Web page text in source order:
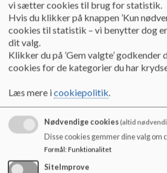
På Aalborg Kommunes hjemmeside
På Aalborg Kommunes hjemmeside
Åbningstiderne for
Alle dage fra kl. 6.30-17.00.
Alle DUS-ordninger i Aalborg
sommerferielukket i de samme 2
uge af børnenes sommerferie.
vi sætter cookies til brug for statistik.
Hvis du klikker på knappen ’Kun
cookies til statistik – vi benytter dog
dit valg.
Klikker du på ’Gem valgte’
cookies for de kategorier du har
Læs mere icookiepolitik.
Nødvendige cookies(altid
Disse cookies gemmer dine valg om
Formål: Funktionalitet
SiteImprove